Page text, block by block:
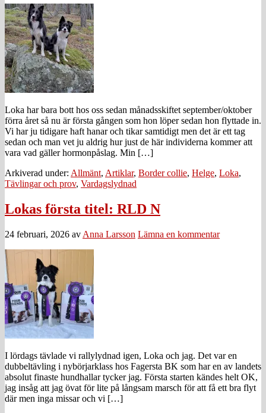
Loka har bara bott hos oss sedan månadsskiftet september/oktober
förra året så nu är första gången som hon löper sedan hon flyttade in.
Vi har ju tidigare haft hanar och tikar samtidigt men det är ett tag
sedan och man vet ju aldrig hur just de här individerna kommer att
vara vad gäller hormonpåslag. Min […]
Arkiverad under: Allmänt, Artiklar, Border collie, Helge, Loka,
Tävlingar och prov, Vardagslydnad
Lokas första titel: RLD N
24 februari, 2026 av Anna Larsson Lämna en kommentar
I lördags tävlade vi rallylydnad igen, Loka och jag. Det var en
dubbeltävling i nybörjarklass hos Fagersta BK som har en av landets
absolut finaste hundhallar tycker jag. Första starten kändes helt OK,
jag insåg att jag övat för lite på långsam marsch för att få ett bra flyt
där men inga missar och vi […]